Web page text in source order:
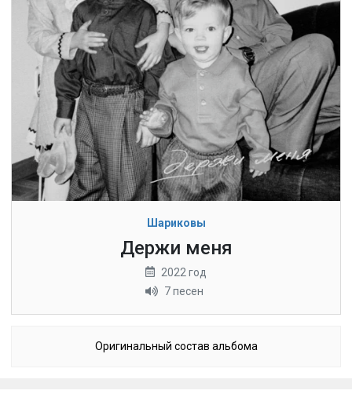
Шариковы
Держи меня
2022 год
7 песен
Оригинальный состав альбома